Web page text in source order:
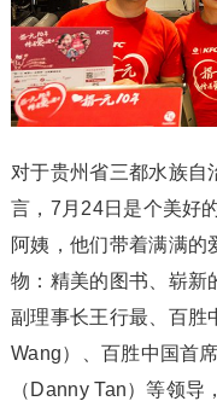
对于贵州省三都水族自
言，7月24日是个美好
阿姨，他们带着满满的
物：精美的图书、崭
副理事长王行最、百胜
Wang）、百胜中国首
（Danny Tan）等领